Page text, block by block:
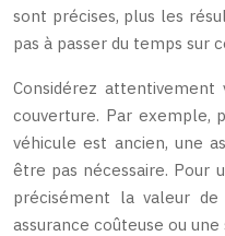
sont précises, plus les
pas à passer du temps sur
Considérez
couverture. Par exemple,
véhicule est ancien, une
être pas nécessaire. Pour
précisément la valeur
assurance coûteuse ou une